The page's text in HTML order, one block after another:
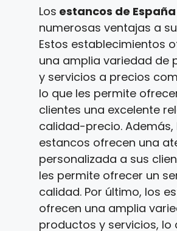
Los estancos de España
numerosas ventajas a
Estos establecimientos
una amplia variedad de
y servicios a precios
lo que les permite
clientes una excelente
calidad-precio. Además,
estancos ofrecen una
personalizada a sus
les permite ofrecer un
calidad. Por último, los
ofrecen una amplia
productos y servicios, lo